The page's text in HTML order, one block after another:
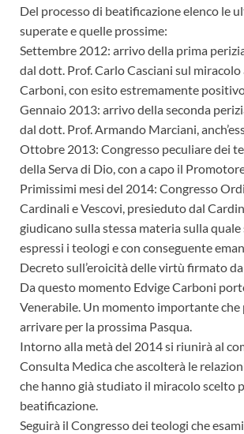
Del processo di beatificazione elenco le
superate e quelle prossime:
Settembre 2012: arrivo della prima
dal dott. Prof. Carlo Casciani sul
Carboni, con esito estremamente
Gennaio 2013: arrivo della seconda
dal dott. Prof. Armando Marciani,
Ottobre 2013: Congresso peculiare dei
della Serva di Dio, con a capo il
Primissimi mesi del 2014: Congresso
Cardinali e Vescovi, presieduto dal
giudicano sulla stessa materia sulla quale
espressi i teologi e con conseguente
Decreto sull’eroicità delle virtù firmato
Da questo momento Edvige Carboni
Venerabile. Un momento importante
arrivare per la prossima Pasqua.
Intorno alla metà del 2014 si riunirà al
Consulta Medica che ascolterà le
che hanno già studiato il miracolo scelto
beatificazione.
Seguirà il Congresso dei teologi che